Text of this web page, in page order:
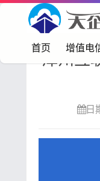
首页 增值电
首页> 互联网医药
漳州互
日